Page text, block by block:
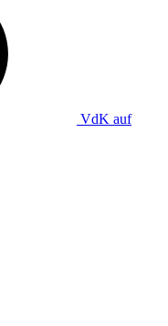
VdK auf